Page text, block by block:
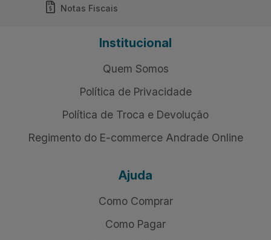
Notas Fiscais
Institucional
Quem Somos
Política de Privacidade
Política de Troca e Devolução
Regimento do E-commerce Andrade Online
Ajuda
Como Comprar
Como Pagar